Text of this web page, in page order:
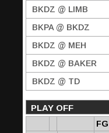
BKDZ @ LIMB
BKPA @ BKDZ
BKDZ @ MEH
BKDZ @ BAKER
BKDZ @ TD
PLAY OFF
FG